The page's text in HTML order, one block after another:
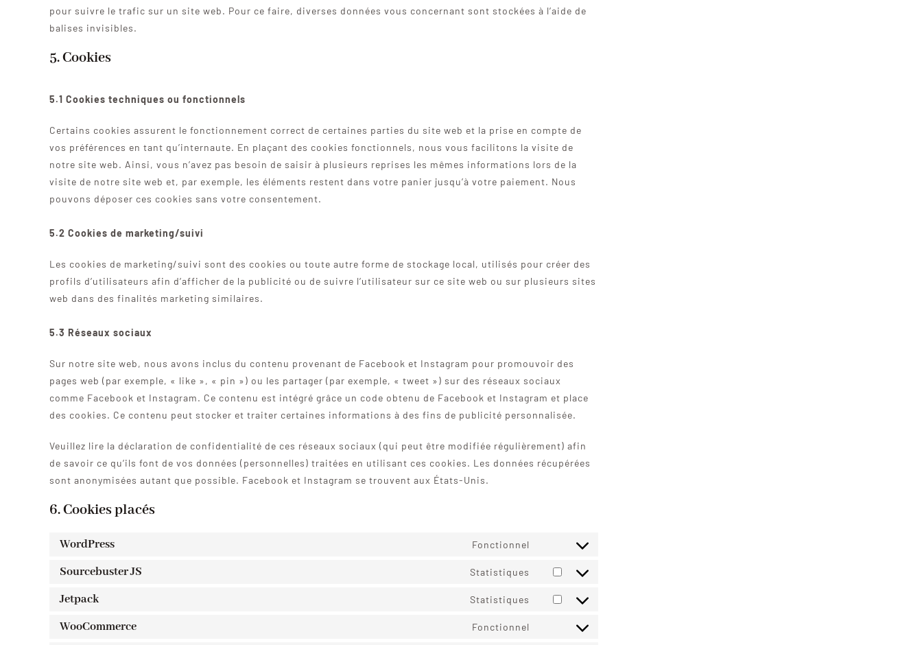
pour suivre le trafic sur un site web. Pour ce faire, diverses données vous concernant sont stockées à l’aide de
balises invisibles.
5. Cookies
5.1 Cookies techniques ou fonctionnels
Certains cookies assurent le fonctionnement correct de certaines parties du site web et la prise en compte de
vos préférences en tant qu’internaute. En plaçant des cookies fonctionnels, nous vous facilitons la visite de
notre site web. Ainsi, vous n’avez pas besoin de saisir à plusieurs reprises les mêmes informations lors de la
visite de notre site web et, par exemple, les éléments restent dans votre panier jusqu’à votre paiement. Nous
pouvons déposer ces cookies sans votre consentement.
5.2 Cookies de marketing/suivi
Les cookies de marketing/suivi sont des cookies ou toute autre forme de stockage local, utilisés pour créer des
profils d’utilisateurs afin d’afficher de la publicité ou de suivre l’utilisateur sur ce site web ou sur plusieurs sites
web dans des finalités marketing similaires.
5.3 Réseaux sociaux
Sur notre site web, nous avons inclus du contenu provenant de Facebook et Instagram pour promouvoir des
pages web (par exemple, « like », « pin ») ou les partager (par exemple, « tweet ») sur des réseaux sociaux
comme Facebook et Instagram. Ce contenu est intégré grâce un code obtenu de Facebook et Instagram et place
des cookies. Ce contenu peut stocker et traiter certaines informations à des fins de publicité personnalisée.
Veuillez lire la déclaration de confidentialité de ces réseaux sociaux (qui peut être modifiée régulièrement) afin
de savoir ce qu’ils font de vos données (personnelles) traitées en utilisant ces cookies. Les données récupérées
sont anonymisées autant que possible. Facebook et Instagram se trouvent aux États-Unis.
6. Cookies placés
WordPress Fonctionnel
wordpress
Sourcebuster JS Statistiques
Consent
sourcebuster-
Jetpack Statistiques
Consent
WooCommerce Fonctionnel